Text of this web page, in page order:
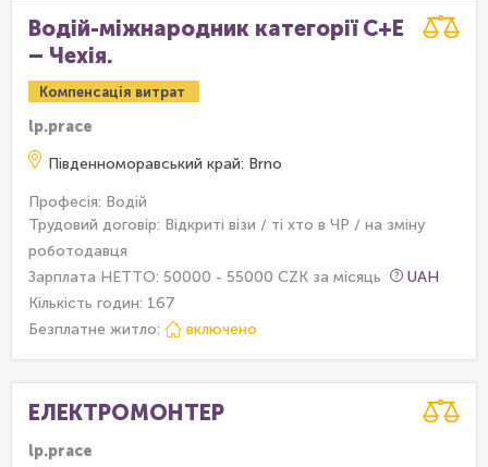
Водій-міжнародник категорії С+Е
– Чехія.
Компенсація витрат
lp.prace
Південноморавський край: Brno
Професія: Водій
Трудовий договір: Відкриті візи / ті хто в ЧР / на зміну
роботодавця
Зарплата НЕТТО: 50000 - 55000 CZK за місяць
UAH
Кількість годин: 167
Безплатне житло:
включено
ЕЛЕКТРОМОНТЕР
lp.prace